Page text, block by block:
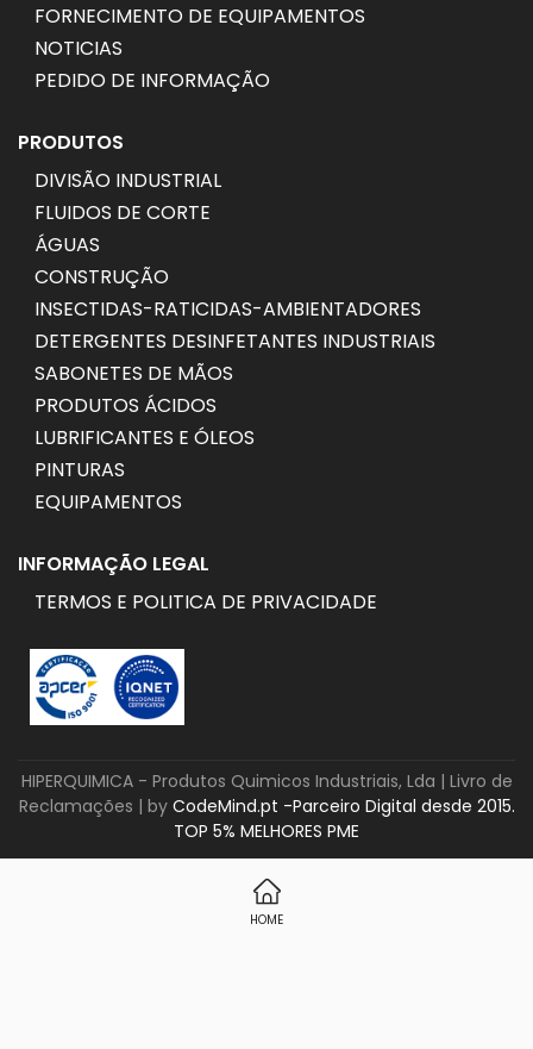
FORNECIMENTO DE EQUIPAMENTOS
NOTICIAS
PEDIDO DE INFORMAÇÃO
PRODUTOS
DIVISÃO INDUSTRIAL
FLUIDOS DE CORTE
ÁGUAS
CONSTRUÇÃO
INSECTIDAS-RATICIDAS-AMBIENTADORES
DETERGENTES DESINFETANTES INDUSTRIAIS
SABONETES DE MÃOS
PRODUTOS ÁCIDOS
LUBRIFICANTES E ÓLEOS
PINTURAS
EQUIPAMENTOS
INFORMAÇÃO LEGAL
TERMOS E POLITICA DE PRIVACIDADE
HIPERQUIMICA - Produtos Quimicos Industriais, Lda | Livro de
Reclamações | by CodeMind.pt -Parceiro Digital desde 2015.
TOP 5% MELHORES PME
HOME